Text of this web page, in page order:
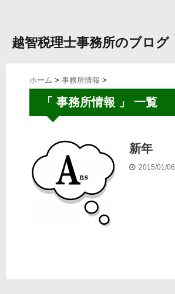
越智税理士事務所のブログ
ホーム > 事務所情報 >
「 事務所情報 」 一覧
新年
2015/01/06